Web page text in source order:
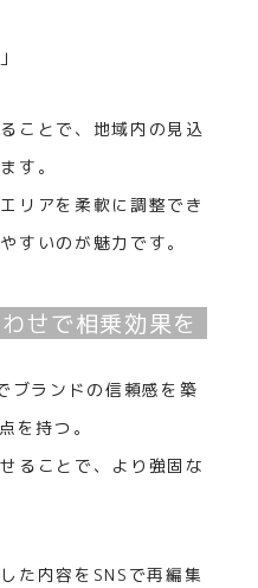
ことで、地域内の見込
す。
リアを柔軟に調整でき
すいのが魅力です。
せで相乗効果を
ブランドの信頼感を築
を持つ。
ることで、より強固な
た内容をSNSで再編集